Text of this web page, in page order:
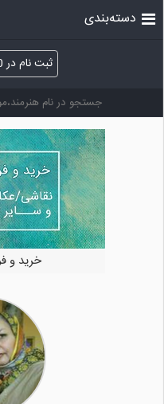
ثبت نام در 100 هنر
دسته‌بندی
خرید و